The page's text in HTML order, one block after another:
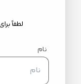
لطفاً
نام